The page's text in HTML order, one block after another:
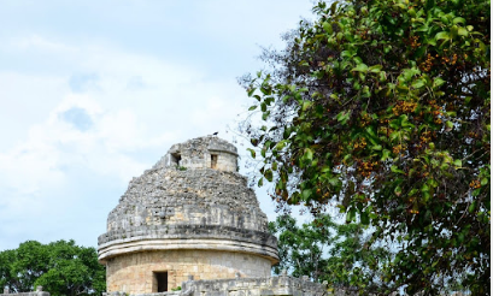
În trecut, insula se numea Thera, iar capitala ei Fira.
Insula are o suprafață de 79 km² și este de tip vulcanic, Vulcanul Santorini -
aflat pe o insulă învecinată fiind activ și în prezent.
Antalya - capitala turismului turcesc
Antalya este centrul administrativ al provinciei cu același nume și una
din cele mai importante stațiuni de pe litoralul mediteraneean. Mai
este supranumită și capitala „Rivierei turcești”, datorită gamei extinse de
stațiuni cu hoteluri de lux, precum Belek, Side, Kemer, Lara, Incekum sau
Alanya, ce se întind în peste 650 km. lungime de plaje.